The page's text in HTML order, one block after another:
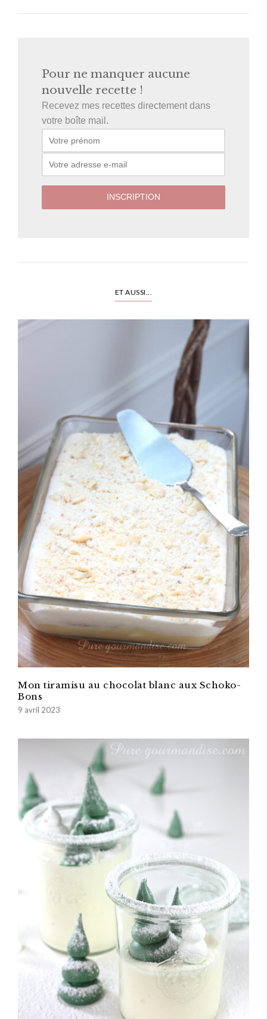
Pour ne manquer aucune
nouvelle recette !
Recevez mes recettes directement dans
votre boîte mail.
ET AUSSI...
Mon tiramisu au chocolat blanc aux Schoko-
Bons
9 avril 2023